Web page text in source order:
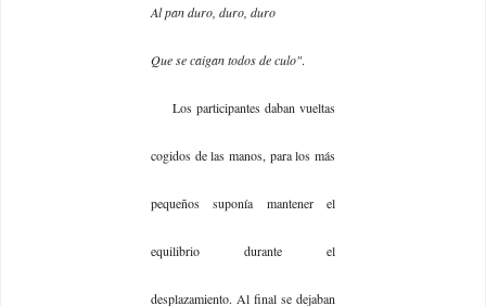
Al pan duro, duro, duro
Que se caigan todos de culo".
Los participantes daban vueltas
cogidos de las manos, para los más
pequeños suponía mantener el
equilibrio durante el
desplazamiento. Al final se dejaban